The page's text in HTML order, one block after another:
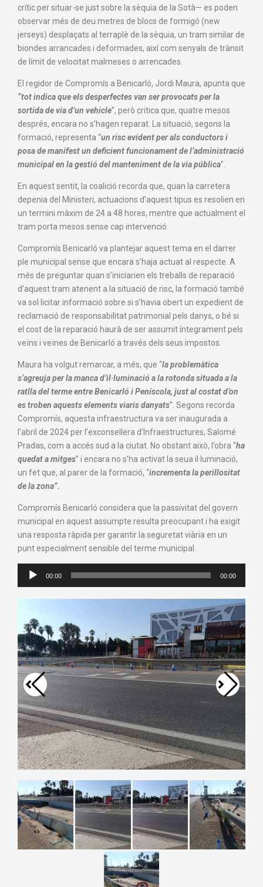
crític per situar-se just sobre la sèquia de la Sotà— es poden
observar més de deu metres de blocs de formigó (new
jerseys) desplaçats al terraplè de la sèquia, un tram similar de
biondes arrancades i deformades, així com senyals de trànsit
de límit de velocitat malmeses o arrencades.
El regidor de Compromís a Benicarló, Jordi Maura, apunta que
“tot indica que els desperfectes van ser provocats per la
sortida de via d’un vehicle”, però critica que, quatre mesos
després, encara no s’hagen reparat. La situació, segons la
formació, representa “un risc evident per als conductors i
posa de manifest un deficient funcionament de l’administració
municipal en la gestió del manteniment de la via pública”.
En aquest sentit, la coalició recorda que, quan la carretera
depenia del Ministeri, actuacions d’aquest tipus es resolien en
un termini màxim de 24 a 48 hores, mentre que actualment el
tram porta mesos sense cap intervenció.
Compromís Benicarló va plantejar aquest tema en el darrer
ple municipal sense que encara s’haja actuat al respecte. A
més de preguntar quan s’iniciarien els treballs de reparació
d’aquest tram atenent a la situació de risc, la formació també
va sol·licitar informació sobre si s’havia obert un expedient de
reclamació de responsabilitat patrimonial pels danys, o bé si
el cost de la reparació haurà de ser assumit íntegrament pels
veïns i veïnes de Benicarló a través dels seus impostos.
Maura ha volgut remarcar, a més, que “la problemàtica
s’agreuja per la manca d’il·luminació a la rotonda situada a la
ratlla del terme entre Benicarló i Peníscola, just al costat d’on
es troben aquests elements viaris danyats”. Segons recorda
Compromís, aquesta infraestructura va ser inaugurada a
l’abril de 2024 per l’exconsellera d’Infraestructures, Salomé
Pradas, com a accés sud a la ciutat. No obstant això, l’obra “ha
quedat a mitges” i encara no s’ha activat la seua il·luminació,
un fet que, al parer de la formació, “incrementa la perillositat
de la zona”.
Compromís Benicarló considera que la passivitat del govern
municipal en aquest assumpte resulta preocupant i ha exigit
una resposta ràpida per garantir la seguretat viària en un
punt especialment sensible del terme municipal.
Reproductor
audio
00:00 00:00